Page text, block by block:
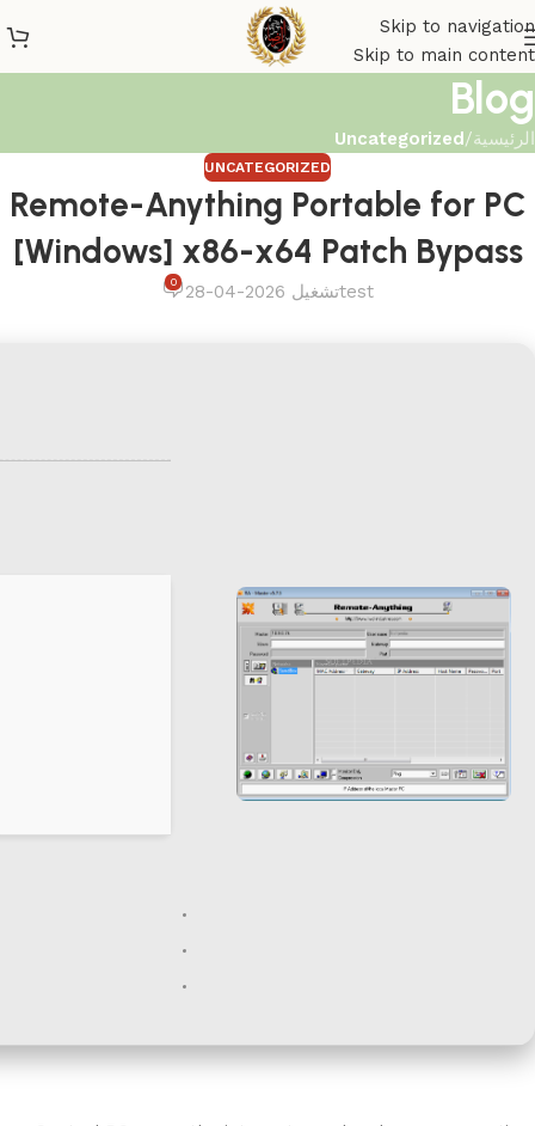
Skip to navigation
Skip to main content
Blog
الرئيسية/
Uncategorized
UNCATEGORIZED
Remote-Anything Portable for PC
[Windows] x86-x64 Patch Bypass
testتشغيل 2026-04-28 0